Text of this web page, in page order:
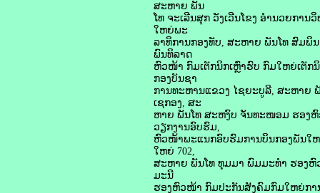
ສະຫາຍ ພັນ
ໂທ ຈະເລີນສຸກ ວັງເວີນໂຂງ ອໍານວຍກາ
ໃຫຍ່ພະ
ລາທິການກອງທັບ, ສະຫາຍ ພັນໂທ ສົມ
ພົນທິລາດ
ຫົວໜ້າ ກົມເຕັກນິກເຫຼົ່າຮົບ ກົມໃຫຍ່ເຕັກ
ກອງບັນຊາ
ການທະຫານແຂວງ ໄຊຍະບູລີ, ສະຫາຍ
ເຊກອງ, ສະ
ຫາຍ ພັນໂທ ສະຫງົບ ຈັນທະໜອມ ຮອງຫົ
ວຽກງານອົບຮົມ,
ຫົວໜ້າພະແນກອົບຮົມການບິນກອງພັນໃ
ໃຫຍ່ 702,
ສະຫາຍ ພັນໂທ ທຸມມາ ພົມມະທໍາ ຮອງຫົ
ມະນີ
ຮອງຫົວໜ້າ ກົມປະກັນສັງຄົມກົມໃຫຍ່ກາ